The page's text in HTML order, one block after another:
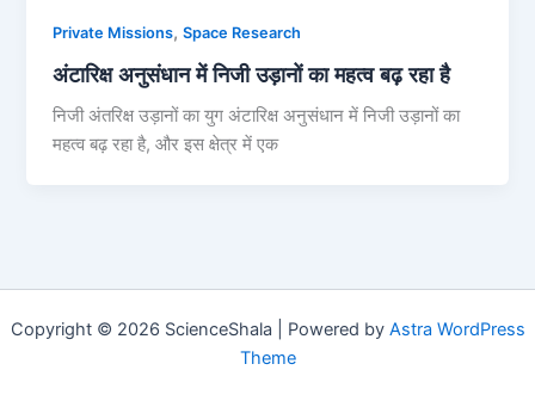
Private Missions,Space Research
अंटारिक्ष अनुसंधान में निजी उड़ानों का महत्व बढ़ रहा है
निजी अंतरिक्ष उड़ानों का युग अंटारिक्ष अनुसंधान में निजी उड़ानों का
महत्व बढ़ रहा है, और इस क्षेत्र में एक
Copyright © 2026 ScienceShala | Powered by Astra WordPress
Theme